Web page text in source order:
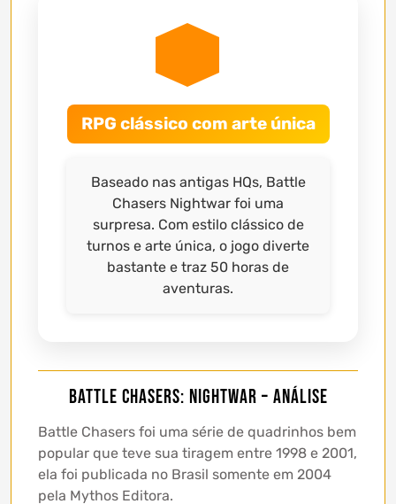
RPG clássico com arte única
Baseado nas antigas HQs, Battle
Chasers Nightwar foi uma
surpresa. Com estilo clássico de
turnos e arte única, o jogo diverte
bastante e traz 50 horas de
aventuras.
Battle Chasers: Nightwar – Análise
Battle Chasers foi uma série de quadrinhos bem
popular que teve sua tiragem entre 1998 e 2001,
ela foi publicada no Brasil somente em 2004
pela Mythos Editora.